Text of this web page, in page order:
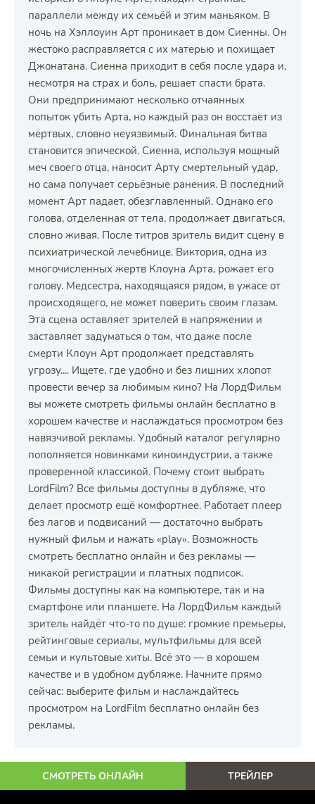
параллели между их семьёй и этим маньяком. В
ночь на Хэллоуин Арт проникает в дом Сиенны. Он
жестоко расправляется с их матерью и похищает
Джонатана. Сиенна приходит в себя после удара и,
несмотря на страх и боль, решает спасти брата.
Они предпринимают несколько отчаянных
попыток убить Арта, но каждый раз он восстаёт из
мёртвых, словно неуязвимый. Финальная битва
становится эпической. Сиенна, используя мощный
меч своего отца, наносит Арту смертельный удар,
но сама получает серьёзные ранения. В последний
момент Арт падает, обезглавленный. Однако его
голова, отделенная от тела, продолжает двигаться,
словно живая. После титров зритель видит сцену в
психиатрической лечебнице. Виктория, одна из
многочисленных жертв Клоуна Арта, рожает его
голову. Медсестра, находящаяся рядом, в ужасе от
происходящего, не может поверить своим глазам.
Эта сцена оставляет зрителей в напряжении и
заставляет задуматься о том, что даже после
смерти Клоун Арт продолжает представлять
угрозу.... Ищете, где удобно и без лишних хлопот
провести вечер за любимым кино? На ЛордФильм
вы можете смотреть фильмы онлайн бесплатно в
хорошем качестве и наслаждаться просмотром без
навязчивой рекламы. Удобный каталог регулярно
пополняется новинками киноиндустрии, а также
проверенной классикой. Почему стоит выбрать
LordFilm? Все фильмы доступны в дубляже, что
делает просмотр ещё комфортнее. Работает плеер
без лагов и подвисаний — достаточно выбрать
нужный фильм и нажать «play». Возможность
смотреть бесплатно онлайн и без рекламы —
никакой регистрации и платных подписок.
Фильмы доступны как на компьютере, так и на
смартфоне или планшете. На ЛордФильм каждый
зритель найдёт что-то по душе: громкие премьеры,
рейтинговые сериалы, мультфильмы для всей
семьи и культовые хиты. Всё это — в хорошем
качестве и в удобном дубляже. Начните прямо
сейчас: выберите фильм и наслаждайтесь
просмотром на LordFilm бесплатно онлайн без
рекламы.
СМОТРЕТЬ ОНЛАЙН ТРЕЙЛЕР